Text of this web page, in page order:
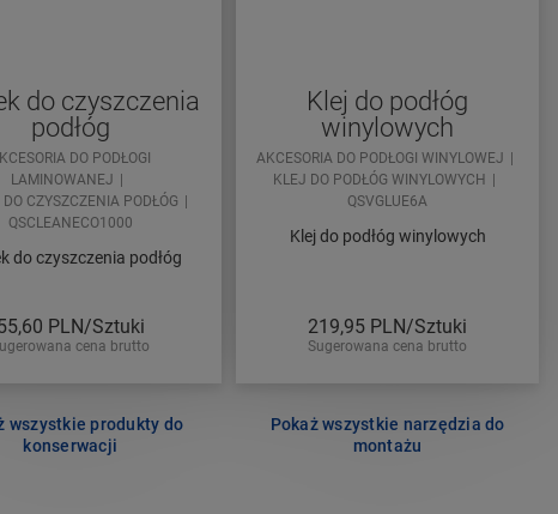
do czyszczenia
podłóg
DO PODŁOGI
LAMINOWANEJ
DO CZYSZCZENIA PODŁÓG
QSCLEANECO1000
do czyszczenia podłóg
PLN/Sztuki
cena brutto
wszystkie produkty do
konserwacji
Klej do podłóg
winylowych
AKCESORIA DO PODŁOGI WINYLOWEJ
KLEJ DO PODŁÓG WINYLOWYCH
QSVGLUE6A
Klej do podłóg winylowych
219,95 PLN/Sztuki
Sugerowana cena brutto
Pokaż wszystkie narzędzia do
montażu